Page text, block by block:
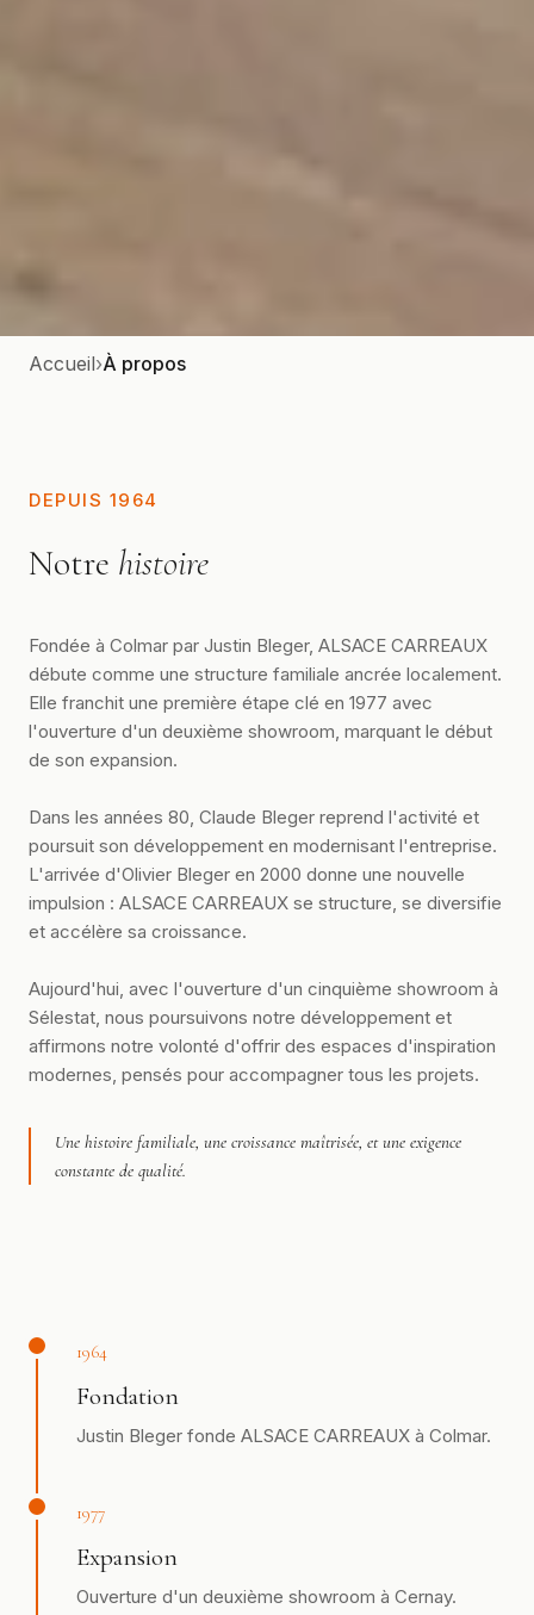
Accueil›À propos
DEPUIS 1964
Notre histoire
Fondée à Colmar par Justin Bleger, ALSACE CARREAUX
débute comme une structure familiale ancrée localement.
Elle franchit une première étape clé en 1977 avec
l'ouverture d'un deuxième showroom, marquant le début
de son expansion.
Dans les années 80, Claude Bleger reprend l'activité et
poursuit son développement en modernisant l'entreprise.
L'arrivée d'Olivier Bleger en 2000 donne une nouvelle
impulsion : ALSACE CARREAUX se structure, se diversifie
et accélère sa croissance.
Aujourd'hui, avec l'ouverture d'un cinquième showroom à
Sélestat, nous poursuivons notre développement et
affirmons notre volonté d'offrir des espaces d'inspiration
modernes, pensés pour accompagner tous les projets.
Une histoire familiale, une croissance maîtrisée, et une exigence
constante de qualité.
1964
Fondation
Justin Bleger fonde ALSACE CARREAUX à Colmar.
1977
Expansion
Ouverture d'un deuxième showroom à Cernay.